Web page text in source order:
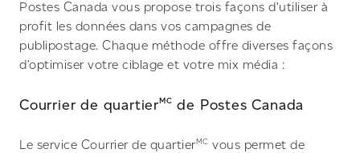
Postes Canada vous propose trois façons d’utiliser à
profit les données dans vos campagnes de
publipostage. Chaque méthode offre diverses façons
d’optimiser votre ciblage et votre mix média :
Courrier de quartierMC de Postes Canada
Le service Courrier de quartierMC vous permet de